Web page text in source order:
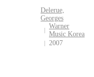
Delerue,
Georges
Warner
Music Korea
2007